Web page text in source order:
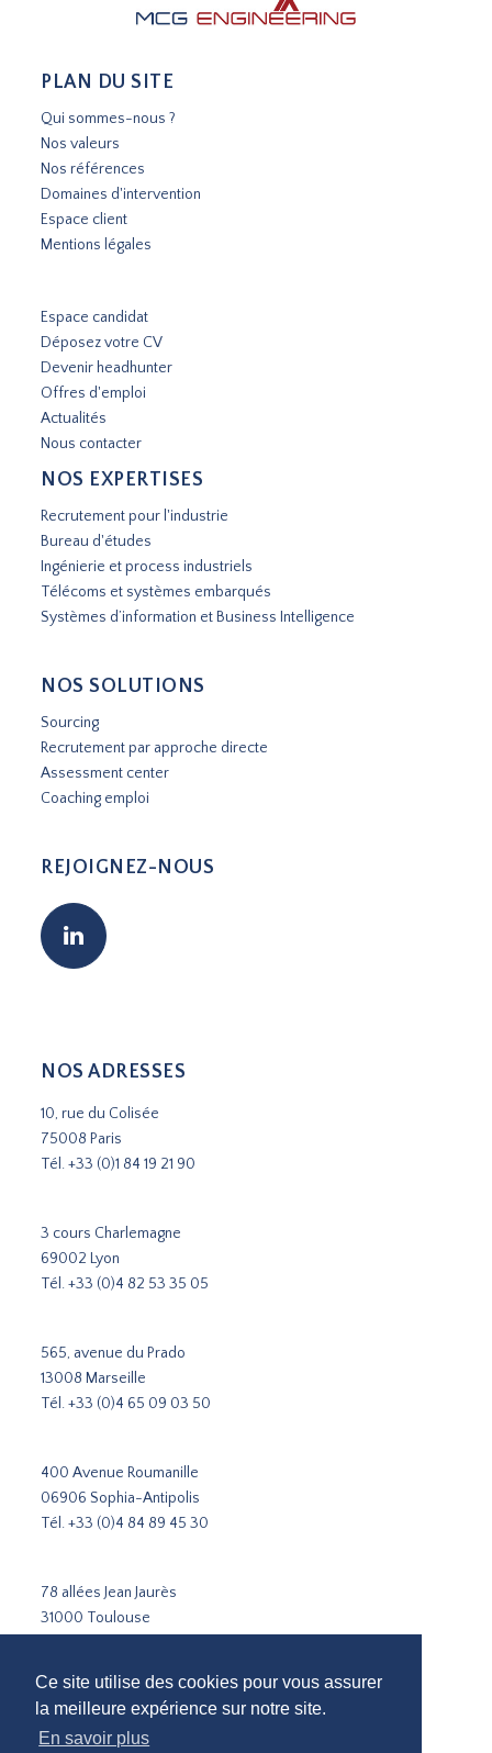
Ce site utilise des cookies pour vous assurer
la meilleure expérience sur notre site.
En savoir plus
PLAN DU SITE
Qui sommes-nous ?
Nos valeurs
Nos références
Domaines d'intervention
Espace client
Mentions légales
Espace candidat
Déposez votre CV
Devenir headhunter
Offres d'emploi
Actualités
Nous contacter
NOS EXPERTISES
Recrutement pour l'industrie
Bureau d'études
Ingénierie et process industriels
Télécoms et systèmes embarqués
Systèmes d’information et Business Intelligence
NOS SOLUTIONS
Sourcing
Recrutement par approche directe
Assessment center
Coaching emploi
REJOIGNEZ-NOUS
NOS ADRESSES
10, rue du Colisée
75008 Paris
Tél.+33 (0)1 84 19 21 90
3 cours Charlemagne
69002 Lyon
Tél.+33 (0)4 82 53 35 05
565, avenue du Prado
13008 Marseille
Tél.+33 (0)4 65 09 03 50
400 Avenue Roumanille
06906 Sophia-Antipolis
Tél.+33 (0)4 84 89 45 30
78 allées Jean Jaurès
31000 Toulouse
Cabinet de recrutement Paris
Cabinet de recrutement Lyon